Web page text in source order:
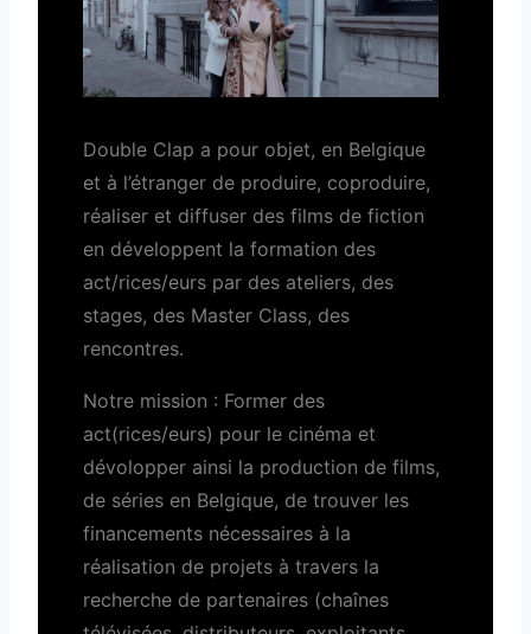
Double Clap a pour objet, en Belgique
et à l’étranger de produire, coproduire,
réaliser et diffuser des films de fiction
en développent la formation des
act/rices/eurs par des ateliers, des
stages, des Master Class, des
rencontres.
Notre mission : Former des
act(rices/eurs) pour le cinéma et
dévolopper ainsi la production de films,
de séries en Belgique, de trouver les
financements nécessaires à la
réalisation de projets à travers la
recherche de partenaires (chaînes